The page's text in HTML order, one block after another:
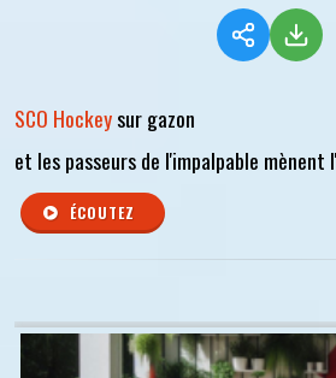
SCO Hockeysur gazon
et les passeurs de l'impalpable mènent
ÉCOUTEZ